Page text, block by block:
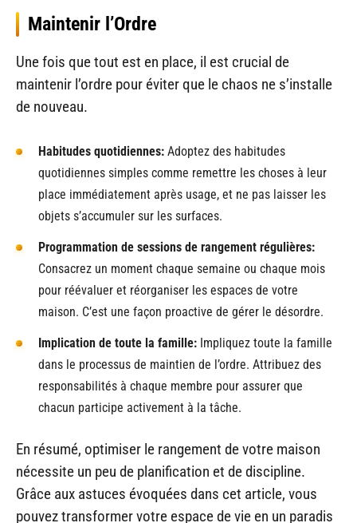
Maintenir l’Ordre
Une fois que tout est en place, il est crucial de
maintenir l’ordre pour éviter que le chaos ne s’installe
de nouveau.
Habitudes quotidiennes: Adoptez des habitudes
quotidiennes simples comme remettre les choses à leur
place immédiatement après usage, et ne pas laisser les
objets s’accumuler sur les surfaces.
Programmation de sessions de rangement régulières:
Consacrez un moment chaque semaine ou chaque mois
pour réévaluer et réorganiser les espaces de votre
maison. C’est une façon proactive de gérer le désordre.
Implication de toute la famille: Impliquez toute la famille
dans le processus de maintien de l’ordre. Attribuez des
responsabilités à chaque membre pour assurer que
chacun participe activement à la tâche.
En résumé, optimiser le rangement de votre maison
nécessite un peu de planification et de discipline.
Grâce aux astuces évoquées dans cet article, vous
pouvez transformer votre espace de vie en un paradis